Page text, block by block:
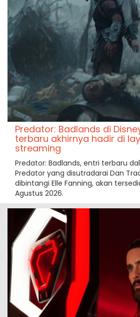
Predator: Badlands di
terbaru akhirnya hadir di
streaming
Predator: Badlands, entri terbaru
Predator yang disutradarai Dan
dibintangi Elle Fanning, akan
Agustus 2026.